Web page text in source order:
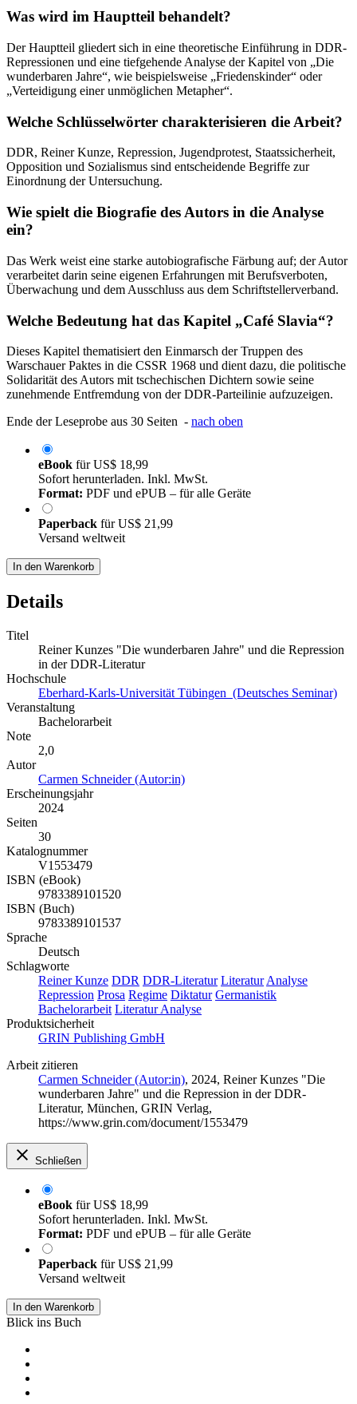
Was wird im Hauptteil behandelt?
Der Hauptteil gliedert sich in eine theoretische Einführung in DDR-
Repressionen und eine tiefgehende Analyse der Kapitel von „Die
wunderbaren Jahre“, wie beispielsweise „Friedenskinder“ oder
„Verteidigung einer unmöglichen Metapher“.
Welche Schlüsselwörter charakterisieren die Arbeit?
DDR, Reiner Kunze, Repression, Jugendprotest, Staatssicherheit,
Opposition und Sozialismus sind entscheidende Begriffe zur
Einordnung der Untersuchung.
Wie spielt die Biografie des Autors in die Analyse
ein?
Das Werk weist eine starke autobiografische Färbung auf; der Autor
verarbeitet darin seine eigenen Erfahrungen mit Berufsverboten,
Überwachung und dem Ausschluss aus dem Schriftstellerverband.
Welche Bedeutung hat das Kapitel „Café Slavia“?
Dieses Kapitel thematisiert den Einmarsch der Truppen des
Warschauer Paktes in die CSSR 1968 und dient dazu, die politische
Solidarität des Autors mit tschechischen Dichtern sowie seine
zunehmende Entfremdung von der DDR-Parteilinie aufzuzeigen.
Ende der Leseprobe aus 30 Seiten - nach oben
eBook fürUS$ 18,99
Sofort herunterladen. Inkl. MwSt.
Format: PDF und ePUB – für alle Geräte
Paperback fürUS$ 21,99
Versand weltweit
In den Warenkorb
Details
Titel
Reiner Kunzes "Die wunderbaren Jahre" und die Repression
in der DDR-Literatur
Hochschule
Eberhard-Karls-Universität Tübingen (Deutsches Seminar)
Veranstaltung
Bachelorarbeit
Note
2,0
Autor
Carmen Schneider (Autor:in)
Erscheinungsjahr
2024
Seiten
30
Katalognummer
V1553479
ISBN (eBook)
9783389101520
ISBN (Buch)
9783389101537
Sprache
Deutsch
Schlagworte
Reiner Kunze DDR DDR-Literatur Literatur Analyse
Repression Prosa Regime Diktatur Germanistik
Bachelorarbeit Literatur Analyse
Produktsicherheit
GRIN Publishing GmbH
Arbeit zitieren
Carmen Schneider (Autor:in), 2024, Reiner Kunzes "Die
wunderbaren Jahre" und die Repression in der DDR-
Literatur, München, GRIN Verlag,
https://www.grin.com/document/1553479
Schließen
eBook fürUS$ 18,99
Sofort herunterladen. Inkl. MwSt.
Format: PDF und ePUB – für alle Geräte
Paperback fürUS$ 21,99
Versand weltweit
In den Warenkorb
Blick ins Buch